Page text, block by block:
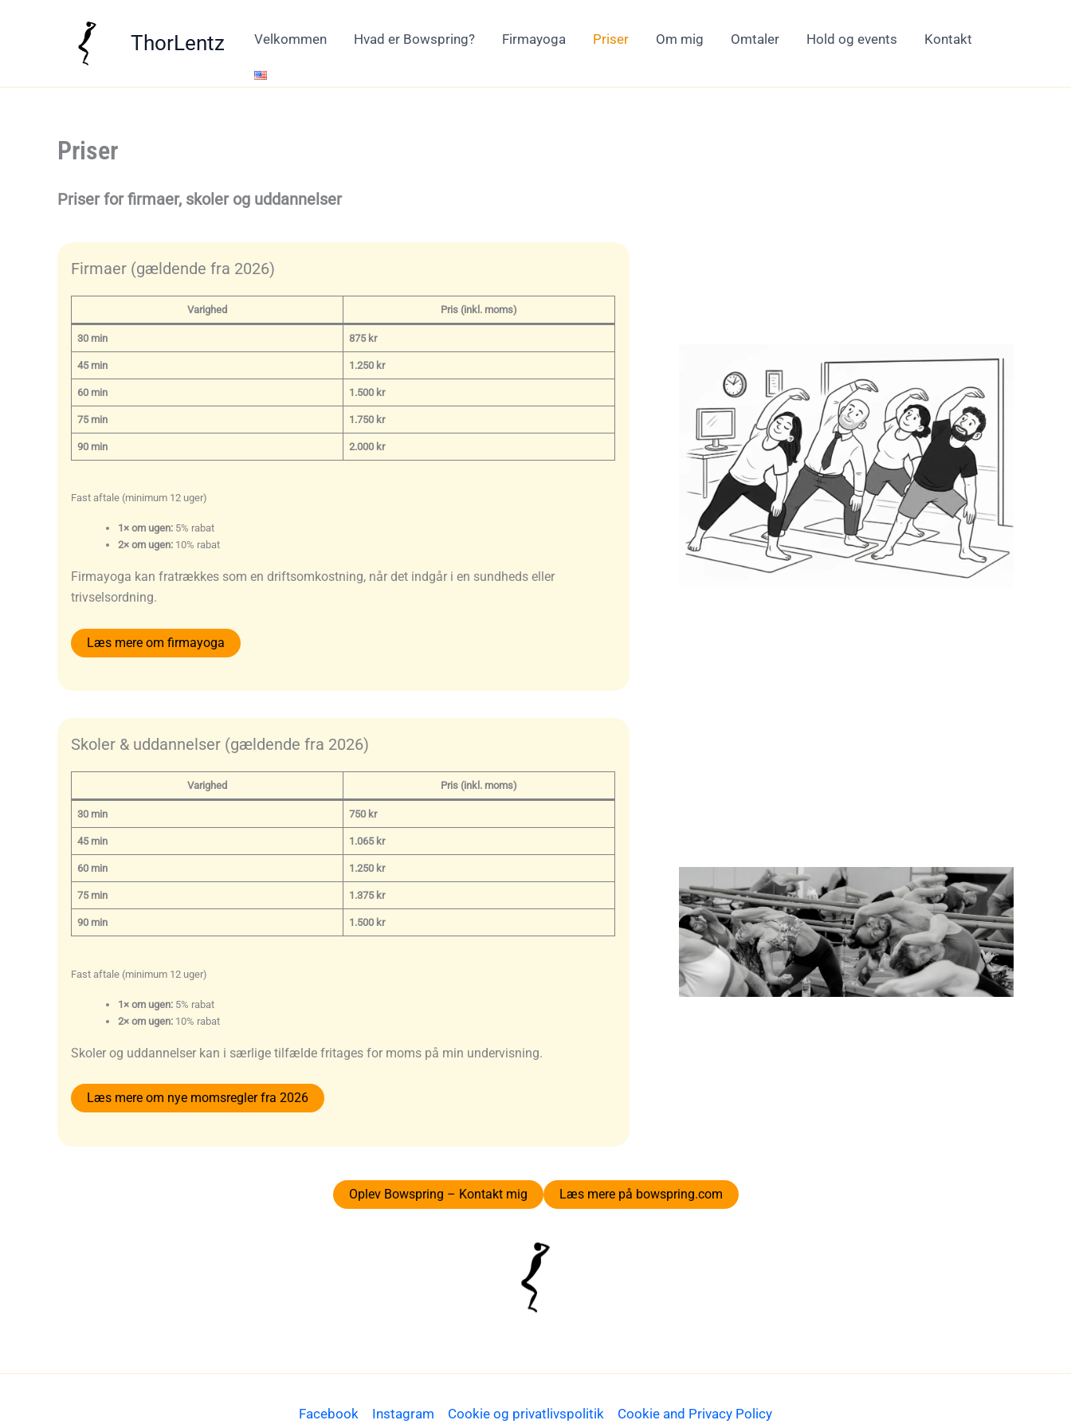
ThorLentz Velkommen Hvad er Bowspring? Firmayoga Priser Om mig Omtaler Hold og events Kontakt
Priser
Priser for firmaer, skoler og uddannelser
Firmaer (gældende fra 2026)
Varighed Pris (inkl. moms)
30 min 875 kr
45 min 1.250 kr
60 min 1.500 kr
75 min 1.750 kr
90 min 2.000 kr
Fast aftale (minimum 12 uger)
1× om ugen: 5% rabat
2× om ugen: 10% rabat
Firmayoga kan fratrækkes som en driftsomkostning, når det indgår i en sundheds eller
trivselsordning.
Læs mere om firmayoga
Skoler & uddannelser (gældende fra 2026)
Varighed Pris (inkl. moms)
30 min 750 kr
45 min 1.065 kr
60 min 1.250 kr
75 min 1.375 kr
90 min 1.500 kr
Fast aftale (minimum 12 uger)
1× om ugen: 5% rabat
2× om ugen: 10% rabat
Skoler og uddannelser kan i særlige tilfælde fritages for moms på min undervisning.
Læs mere om nye momsregler fra 2026
Oplev Bowspring – Kontakt mig Læs mere på bowspring.com
Facebook Instagram Cookie og privatlivspolitik Cookie and Privacy Policy